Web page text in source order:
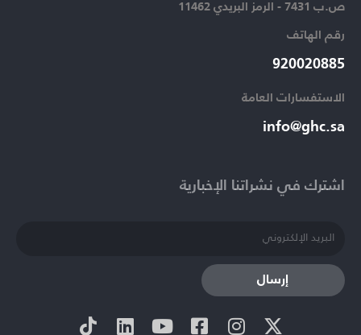
اشترك في نشراتنا الإخبارية​
إرسال
ص.ب 7431 - الرمز البريدي 11462
رقم الهاتف​
920020885​
الاستفسارات العامة ​
info@ghc.sa​